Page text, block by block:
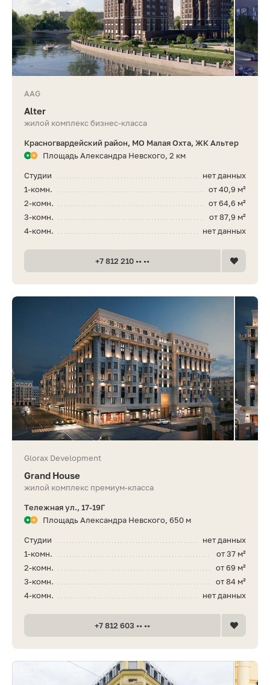
AAG
Alter
жилой комплекс бизнес-класса
Красногвардейский район, МО Малая Охта, ЖК Альтер
Площадь Александра Невского, 2 км
нет данных
Студии
от 40,9 м²
1-комн.
от 64,6 м²
2-комн.
от 87,9 м²
3-комн.
нет данных
4-комн.
+7 812 210 •• ••
Glorax Development
Grand House
жилой комплекс премиум-класса
Тележная ул., 17-19Г
Площадь Александра Невского, 650 м
нет данных
Студии
от 37 м²
1-комн.
от 69 м²
2-комн.
от 84 м²
3-комн.
нет данных
4-комн.
+7 812 603 •• ••